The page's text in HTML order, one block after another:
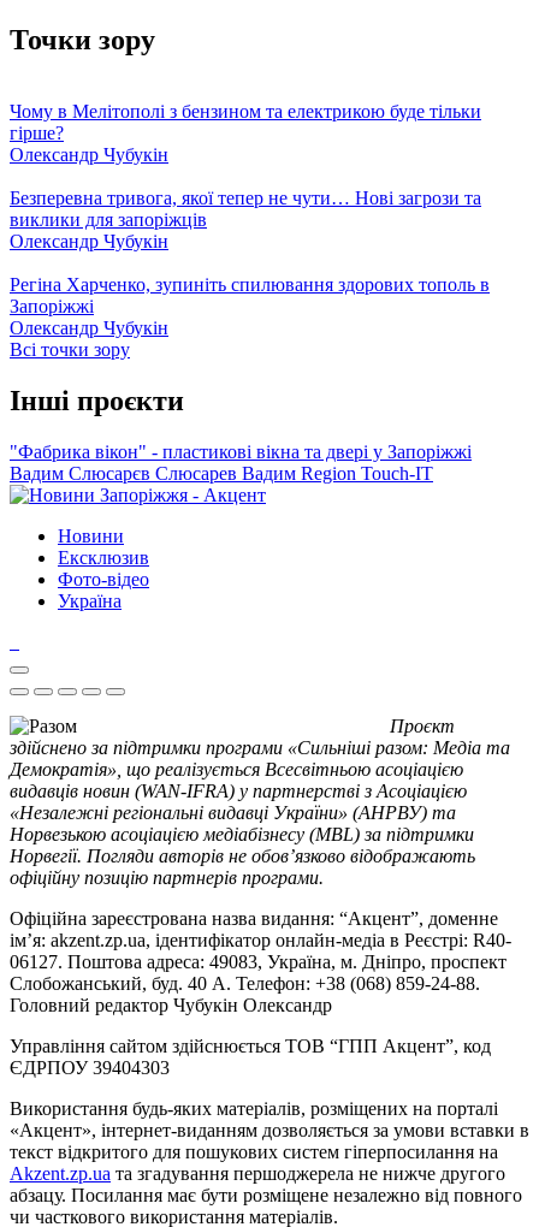
Точки зору
Чому в Мелітополі з бензином та електрикою буде тільки
гірше?
Олександр Чубукін
Безперевна тривога, якої тепер не чути… Нові загрози та
виклики для запоріжців
Олександр Чубукін
Регіна Харченко, зупиніть спилювання здорових тополь в
Запоріжжі
Олександр Чубукін
Всі точки зору
Інші проєкти
"Фабрика вікон" - пластикові вікна та двері у Запоріжжі
Вадим Слюсарєв Слюсарев Вадим Region Touch-IT
Новини
Ексклюзив
Фото-відео
Україна
Проєкт
здійснено за підтримки програми «Сильніші разом: Медіа та
Демократія», що реалізується Всесвітньою асоціацією
видавців новин (WAN-IFRA) у партнерстві з Асоціацією
«Незалежні регіональні видавці України» (АНРВУ) та
Норвезькою асоціацією медіабізнесу (MBL) за підтримки
Норвегії. Погляди авторів не обов’язково відображають
офіційну позицію партнерів програми.
Офіційна зареєстрована назва видання: “Акцент”, доменне
ім’я: akzent.zp.ua, ідентифікатор онлайн-медіа в Реєстрі: R40-
06127. Поштова адреса: 49083, Україна, м. Дніпро, проспект
Слобожанський, буд. 40 А. Телефон: +38 (068) 859-24-88.
Головний редактор Чубукін Олександр
Управління сайтом здійснюється ТОВ “ГПП Акцент”, код
ЄДРПОУ 39404303
Використання будь-яких матеріалів, розміщених на порталі
«Акцент», інтернет-виданням дозволяється за умови вставки в
текст відкритого для пошукових систем гіперпосилання на
Akzent.zp.ua та згадування першоджерела не нижче другого
абзацу. Посилання має бути розміщене незалежно від повного
чи часткового використання матеріалів.